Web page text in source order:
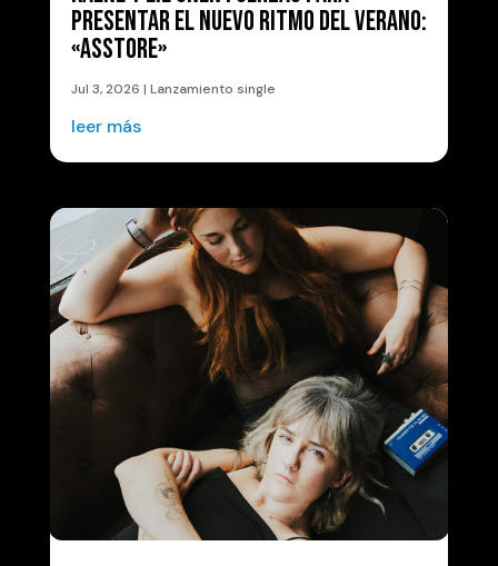
PRESENTAR EL NUEVO RITMO DEL VERANO:
«ASSTORE»
Jul 3, 2026 | Lanzamiento single
leer más